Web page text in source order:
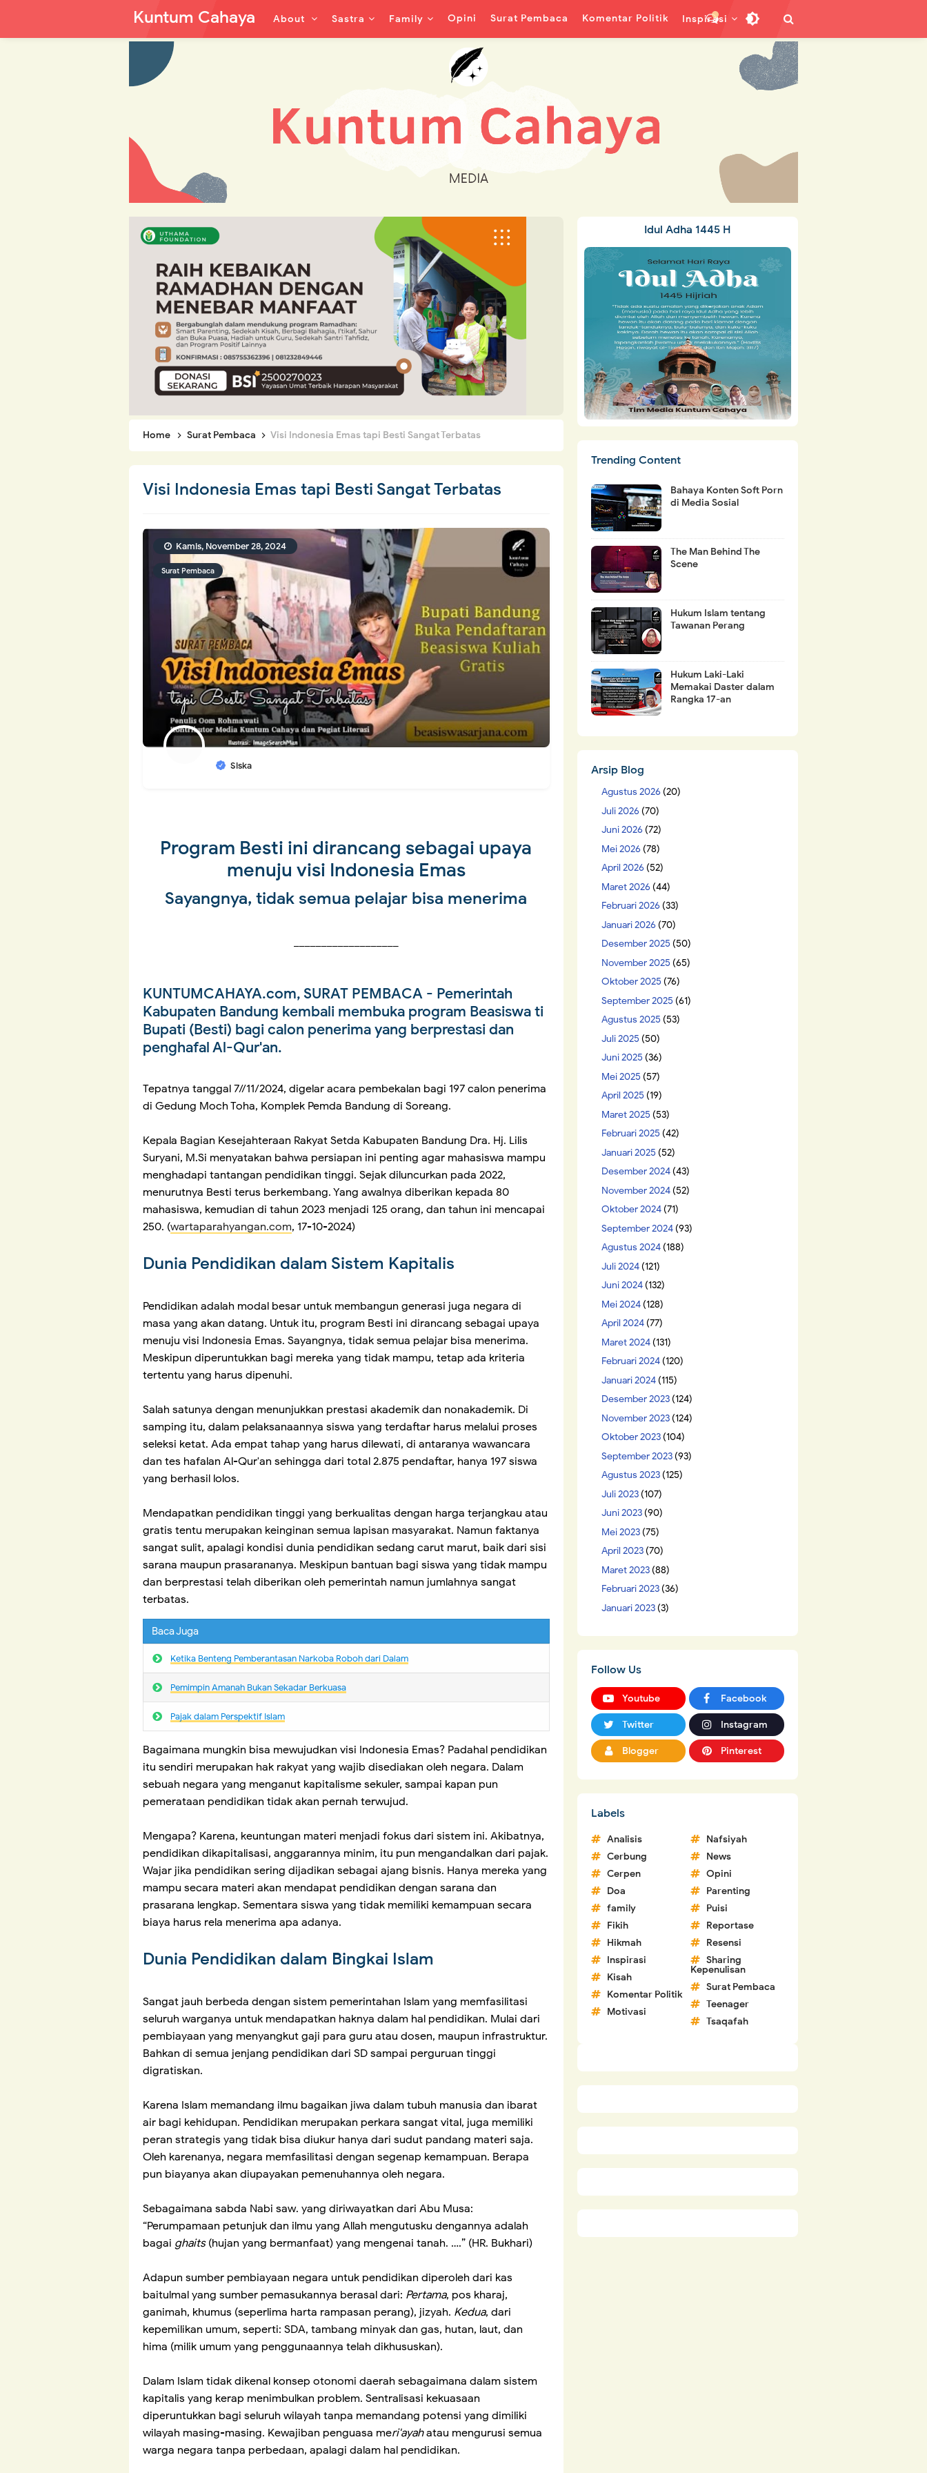
Kuntum Cahaya About Sastra Family Opini Surat Pembaca Komentar Politik Inspirasi
Home Surat Pembaca Visi Indonesia Emas tapi Besti Sangat Terbatas
Visi Indonesia Emas tapi Besti Sangat Terbatas
Surat Pembaca
Siska
Kamis, November 28, 2024
Program Besti ini dirancang sebagai upaya
menuju visi Indonesia Emas
Sayangnya, tidak semua pelajar bisa menerima
KUNTUMCAHAYA.com, SURAT PEMBACA - Pemerintah
Kabupaten Bandung kembali membuka program Beasiswa ti
Bupati (Besti) bagi calon penerima yang berprestasi dan
penghafal Al-Qur'an.
Tepatnya tanggal 7//11/2024, digelar acara pembekalan bagi 197 calon penerima
di Gedung Moch Toha, Komplek Pemda Bandung di Soreang.
Kepala Bagian Kesejahteraan Rakyat Setda Kabupaten Bandung Dra. Hj. Lilis
Suryani, M.Si menyatakan bahwa persiapan ini penting agar mahasiswa mampu
menghadapi tantangan pendidikan tinggi. Sejak diluncurkan pada 2022,
menurutnya Besti terus berkembang. Yang awalnya diberikan kepada 80
mahasiswa, kemudian di tahun 2023 menjadi 125 orang, dan tahun ini mencapai
250. (wartaparahyangan.com, 17-10-2024)
Dunia Pendidikan dalam Sistem Kapitalis
Pendidikan adalah modal besar untuk membangun generasi juga negara di
masa yang akan datang. Untuk itu, program Besti ini dirancang sebagai upaya
menuju visi Indonesia Emas. Sayangnya, tidak semua pelajar bisa menerima.
Meskipun diperuntukkan bagi mereka yang tidak mampu, tetap ada kriteria
tertentu yang harus dipenuhi.
Salah satunya dengan menunjukkan prestasi akademik dan nonakademik. Di
samping itu, dalam pelaksanaannya siswa yang terdaftar harus melalui proses
seleksi ketat. Ada empat tahap yang harus dilewati, di antaranya wawancara
dan tes hafalan Al-Qur'an sehingga dari total 2.875 pendaftar, hanya 197 siswa
yang berhasil lolos.
Mendapatkan pendidikan tinggi yang berkualitas dengan harga terjangkau atau
gratis tentu merupakan keinginan semua lapisan masyarakat. Namun faktanya
sangat sulit, apalagi kondisi dunia pendidikan sedang carut marut, baik dari sisi
sarana maupun prasarananya. Meskipun bantuan bagi siswa yang tidak mampu
dan berprestasi telah diberikan oleh pemerintah namun jumlahnya sangat
terbatas.
Baca Juga
Ketika Benteng Pemberantasan Narkoba Roboh dari Dalam
Pemimpin Amanah Bukan Sekadar Berkuasa
Pajak dalam Perspektif Islam
Bagaimana mungkin bisa mewujudkan visi Indonesia Emas? Padahal pendidikan
itu sendiri merupakan hak rakyat yang wajib disediakan oleh negara. Dalam
sebuah negara yang menganut kapitalisme sekuler, sampai kapan pun
pemerataan pendidikan tidak akan pernah terwujud.
Mengapa? Karena, keuntungan materi menjadi fokus dari sistem ini. Akibatnya,
pendidikan dikapitalisasi, anggarannya minim, itu pun mengandalkan dari pajak.
Wajar jika pendidikan sering dijadikan sebagai ajang bisnis. Hanya mereka yang
mampu secara materi akan mendapat pendidikan dengan sarana dan
prasarana lengkap. Sementara siswa yang tidak memiliki kemampuan secara
biaya harus rela menerima apa adanya.
Dunia Pendidikan dalam Bingkai Islam
Sangat jauh berbeda dengan sistem pemerintahan Islam yang memfasilitasi
seluruh warganya untuk mendapatkan haknya dalam hal pendidikan. Mulai dari
pembiayaan yang menyangkut gaji para guru atau dosen, maupun infrastruktur.
Bahkan di semua jenjang pendidikan dari SD sampai perguruan tinggi
digratiskan.
Karena Islam memandang ilmu bagaikan jiwa dalam tubuh manusia dan ibarat
air bagi kehidupan. Pendidikan merupakan perkara sangat vital, juga memiliki
peran strategis yang tidak bisa diukur hanya dari sudut pandang materi saja.
Oleh karenanya, negara memfasilitasi dengan segenap kemampuan. Berapa
pun biayanya akan diupayakan pemenuhannya oleh negara.
Sebagaimana sabda Nabi saw. yang diriwayatkan dari Abu Musa:
“Perumpamaan petunjuk dan ilmu yang Allah mengutusku dengannya adalah
bagai ghaits(hujan yang bermanfaat) yang mengenai tanah. ….” (HR. Bukhari)
Adapun sumber pembiayaan negara untuk pendidikan diperoleh dari kas
baitulmal yang sumber pemasukannya berasal dari: Pertama, pos kharaj,
ganimah, khumus (seperlima harta rampasan perang), jizyah. Kedua, dari
kepemilikan umum, seperti: SDA, tambang minyak dan gas, hutan, laut, dan
hima (milik umum yang penggunaannya telah dikhususkan).
Dalam Islam tidak dikenal konsep otonomi daerah sebagaimana dalam sistem
kapitalis yang kerap menimbulkan problem. Sentralisasi kekuasaan
diperuntukkan bagi seluruh wilayah tanpa memandang potensi yang dimiliki
wilayah masing-masing. Kewajiban penguasa meri'ayahatau mengurusi semua
warga negara tanpa perbedaan, apalagi dalam hal pendidikan.
Idul Adha 1445 H
Trending Content
Bahaya Konten Soft Porn
di Media Sosial
The Man Behind The
Scene
Hukum Islam tentang
Tawanan Perang
Hukum Laki-Laki
Memakai Daster dalam
Rangka 17-an
Arsip Blog
Agustus 2026 (20)
Juli 2026 (70)
Juni 2026 (72)
Mei 2026 (78)
April 2026 (52)
Maret 2026 (44)
Februari 2026 (33)
Januari 2026 (70)
Desember 2025 (50)
November 2025 (65)
Oktober 2025 (76)
September 2025 (61)
Agustus 2025 (53)
Juli 2025 (50)
Juni 2025 (36)
Mei 2025 (57)
April 2025 (19)
Maret 2025 (53)
Februari 2025 (42)
Januari 2025 (52)
Desember 2024(43)
November 2024(52)
Oktober 2024(71)
September 2024(93)
Agustus 2024(188)
Juli 2024(121)
Juni 2024(132)
Mei 2024(128)
April 2024(77)
Maret 2024(131)
Februari 2024(120)
Januari 2024(115)
Desember 2023(124)
November 2023(124)
Oktober 2023(104)
September 2023(93)
Agustus 2023(125)
Juli 2023(107)
Juni 2023(90)
Mei 2023(75)
April 2023(70)
Maret 2023(88)
Februari 2023(36)
Januari 2023(3)
Follow Us
Youtube Facebook
Twitter Instagram
Blogger Pinterest
Labels
Analisis
Cerbung
Cerpen
Doa
family
Fikih
Hikmah
Inspirasi
Kisah
Komentar Politik
Motivasi
Nafsiyah
News
Opini
Parenting
Puisi
Reportase
Resensi
Sharing
Kepenulisan
Surat Pembaca
Teenager
Tsaqafah